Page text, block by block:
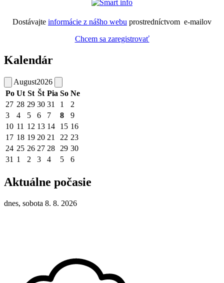
Dostávajte informácie z nášho webu prostredníctvom e-mailov
Chcem sa zaregistrovať
Kalendár
August2026
Po Ut St Št Pia So Ne
27 28 29 30 31 1
2
3
4 5 6 7 8
9
10 11 12 13 14 15 16
17 18 19 20 21 22 23
24 25 26 27 28 29 30
31 1 2 3 4 5 6
Aktuálne počasie
dnes, sobota 8. 8. 2026